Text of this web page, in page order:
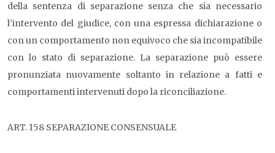
della sentenza di separazione senza che sia necessario
l’intervento del giudice, con una espressa dichiarazione o
con un comportamento non equivoco che sia incompatibile
con lo stato di separazione. La separazione può essere
pronunziata nuovamente soltanto in relazione a fatti e
comportamenti intervenuti dopo la riconciliazione.
ART. 158 SEPARAZIONE CONSENSUALE